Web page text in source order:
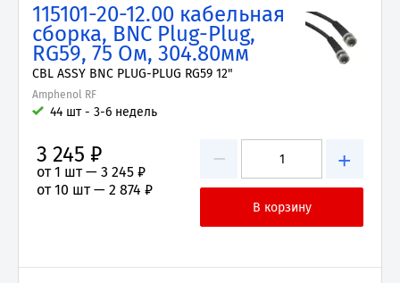
115101-20-12.00 кабельная
сборка, BNC Plug-Plug,
RG59, 75 Ом, 304.80мм
CBL ASSY BNC PLUG-PLUG RG59 12"
Amphenol RF
44 шт - 3-6 недель
− +
3 245 ₽
от 1 шт — 3 245 ₽
от 10 шт — 2 874 ₽